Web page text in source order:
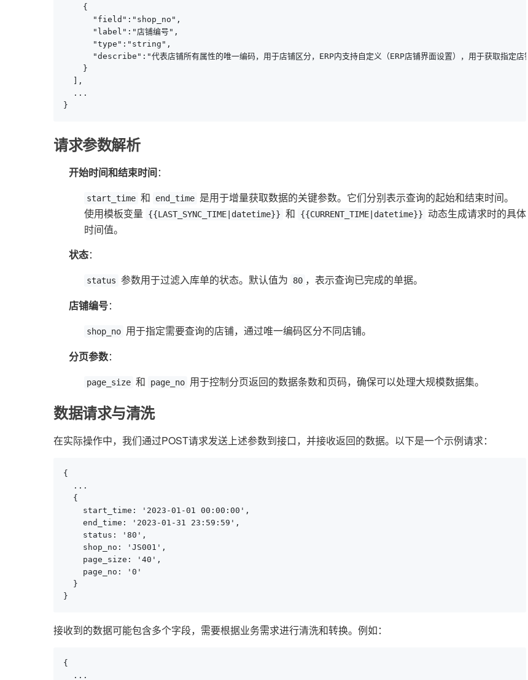
    {
      "field":"shop_no",
      "label":"店铺编号",
      "type":"string",
"describe":"代表店铺所有属性的唯一编码，用于店铺区分，ERP内支持自定义（ERP店铺界面设置），用于获取指定店
    }
  ],
  ...
}
请求参数解析
开始时间和结束时间：
start_time 和 end_time 是用于增量获取数据的关键参数。它们分别表示查询的起始和结束时间。
使用模板变量
{{LAST_SYNC_TIME|datetime}} 和 {{CURRENT_TIME|datetime}} 动态生成请求时的具体
时间值。
状态：
status 参数用于过滤入库单的状态。默认值为 80 ，表示查询已完成的单据。
店铺编号：
shop_no 用于指定需要查询的店铺，通过唯一编码区分不同店铺。
分页参数：
page_size 和 page_no 用于控制分页返回的数据条数和页码，确保可以处理大规模数据集。
数据请求与清洗
在实际操作中，我们通过POST请求发送上述参数到接口，并接收返回的数据。以下是一个示例请求：
{
  ...
  {
    start_time: '2023-01-01 00:00:00',
    end_time: '2023-01-31 23:59:59',
    status: '80',
    shop_no: 'JS001',
    page_size: '40',
    page_no: '0'
  }
}
接收到的数据可能包含多个字段，需要根据业务需求进行清洗和转换。例如：
{
  ...